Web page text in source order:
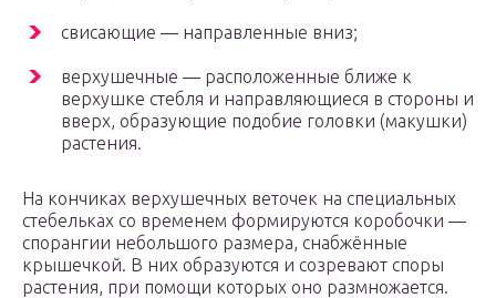
свисающие — направленные вниз;
верхушечные — расположенные ближе к
верхушке стебля и направляющиеся в стороны и
вверх, образующие подобие головки (макушки)
растения.
На кончиках верхушечных веточек на специальных
стебельках со временем формируются коробочки —
спорангии небольшого размера, снабжённые
крышечкой. В них образуются и созревают споры
растения, при помощи которых оно размножается.